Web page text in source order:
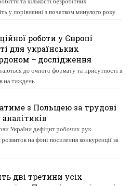
у порівнянні з початком минулого року
роботи у Європі
для українських
– дослідження
до очного формату та присутності в
на тиждень
з Польщею за трудові
України дефіцит робочих рук
на фоні посилення конкуренції за
дві третини усіх